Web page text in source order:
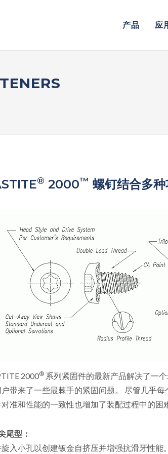
产品 应
® 2000™ 螺钉结合多种
2000® 系列紧固件的最新产品解决了一
带来了一些最棘手的紧固问题。 尽管几乎
准和性能的一致性也增加了装配过程中的困
尾型：
旋入小孔以创建钣金自挤压并增强抗滑牙性能。